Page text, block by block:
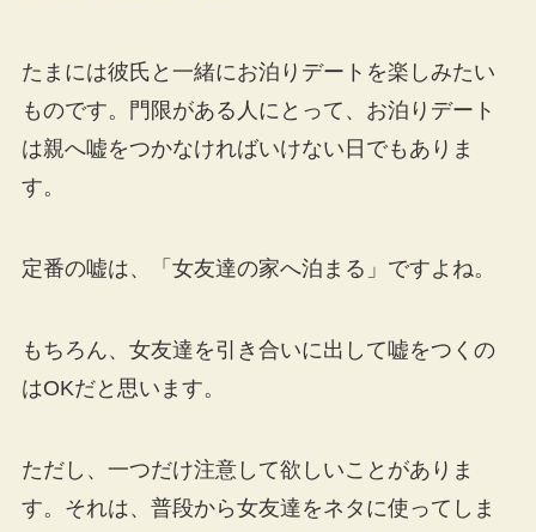
たまには彼氏と一緒にお泊りデートを楽しみたい
ものです。門限がある人にとって、お泊りデート
は親へ嘘をつかなければいけない日でもありま
す。
定番の嘘は、「女友達の家へ泊まる」ですよね。
もちろん、女友達を引き合いに出して嘘をつくの
はOKだと思います。
ただし、一つだけ注意して欲しいことがありま
す。それは、普段から女友達をネタに使ってしま